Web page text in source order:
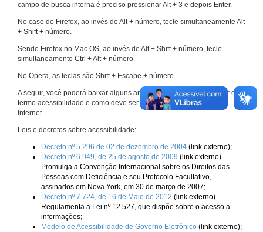
campo de busca interna é preciso pressionar Alt + 3 e depois Enter.
No caso do Firefox, ao invés de Alt + número, tecle simultaneamente Alt
+ Shift + número.
Sendo Firefox no Mac OS, ao invés de Alt + Shift + número, tecle
simultaneamente Ctrl + Alt + número.
No Opera, as teclas são Shift + Escape + número.
A seguir, você poderá baixar alguns arquivos que explicam melhor o
termo acessibilidade e como deve ser implementado nos sites da
Internet.
Leis e decretos sobre acessibilidade:
Decreto nº 5.296 de 02 de dezembro de 2004 (link externo);
Decreto nº 6.949, de 25 de agosto de 2009 (link externo) -
Promulga a Convenção Internacional sobre os Direitos das
Pessoas com Deficiência e seu Protocolo Facultativo,
assinados em Nova York, em 30 de março de 2007;
Decreto nº 7.724, de 16 de Maio de 2012 (link externo) -
Regulamenta a Lei nº 12.527, que dispõe sobre o acesso a
informações;
Modelo de Acessibilidade de Governo Eletrônico (link externo);